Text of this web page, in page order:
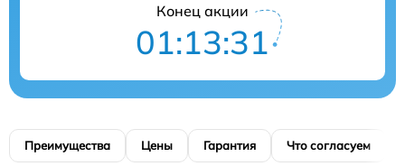
Конец акции
01:13:30
Преимущества Цены Гарантия Что согласуем